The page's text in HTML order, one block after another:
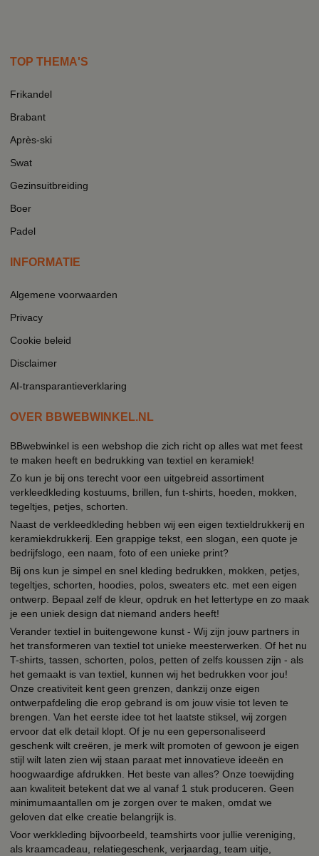
TOP THEMA'S
Frikandel
Brabant
Après-ski
Swat
Gezinsuitbreiding
Boer
Padel
INFORMATIE
Algemene voorwaarden
Privacy
Cookie beleid
Disclaimer
AI-transparantieverklaring
OVER BBWEBWINKEL.NL
BBwebwinkel is een webshop die zich richt op alles wat met feest
te maken heeft en bedrukking van textiel en keramiek!
Zo kun je bij ons terecht voor een uitgebreid assortiment
verkleedkleding kostuums, brillen, fun t-shirts, hoeden, mokken,
tegeltjes, petjes, schorten.
Naast de verkleedkleding hebben wij een eigen textieldrukkerij en
keramiekdrukkerij. Een grappige tekst, een slogan, een quote je
bedrijfslogo, een naam, foto of een unieke print?
Bij ons kun je simpel en snel kleding bedrukken, mokken, petjes,
tegeltjes, schorten, hoodies, polos, sweaters etc. met een eigen
ontwerp. Bepaal zelf de kleur, opdruk en het lettertype en zo maak
je een uniek design dat niemand anders heeft!
Verander textiel in buitengewone kunst - Wij zijn jouw partners in
het transformeren van textiel tot unieke meesterwerken. Of het nu
T-shirts, tassen, schorten, polos, petten of zelfs koussen zijn - als
het gemaakt is van textiel, kunnen wij het bedrukken voor jou!
Onze creativiteit kent geen grenzen, dankzij onze eigen
ontwerpafdeling die erop gebrand is om jouw visie tot leven te
brengen. Van het eerste idee tot het laatste stiksel, wij zorgen
ervoor dat elk detail klopt. Of je nu een gepersonaliseerd
geschenk wilt creëren, je merk wilt promoten of gewoon je eigen
stijl wilt laten zien wij staan paraat met innovatieve ideeën en
hoogwaardige afdrukken. Het beste van alles? Onze toewijding
aan kwaliteit betekent dat we al vanaf 1 stuk produceren. Geen
minimumaantallen om je zorgen over te maken, omdat we
geloven dat elke creatie belangrijk is.
Voor werkkleding bijvoorbeeld, teamshirts voor jullie vereniging,
als kraamcadeau, relatiegeschenk, verjaardag, team uitje,